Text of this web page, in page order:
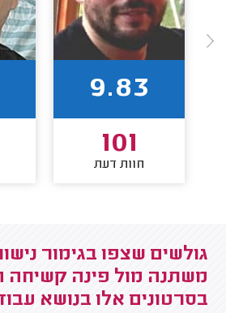
9.83
101
חוות דעת
גולשים שצפו בגימור
משתנה מול פינה קשיחה
בסרטונים אלו בנושא